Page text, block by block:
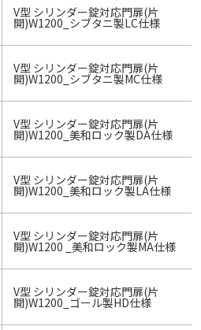
V型 シリンダー錠対応門扉(片
開)W1200_シブタニ製LC仕様
V型 シリンダー錠対応門扉(片
開)W1200_シブタニ製MC仕様
V型 シリンダー錠対応門扉(片
開)W1200_美和ロック製DA仕様
V型 シリンダー錠対応門扉(片
開)W1200_美和ロック製LA仕様
V型 シリンダー錠対応門扉(片
開)W1200 _美和ロック製MA仕様
V型 シリンダー錠対応門扉(片
開)W1200_ゴール製HD仕様